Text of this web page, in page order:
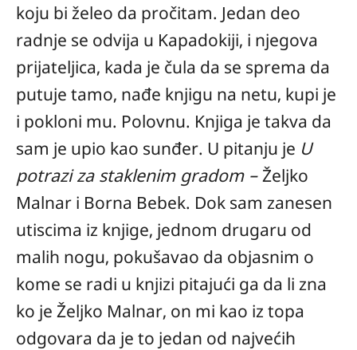
koju bi želeo da pročitam. Jedan deo
radnje se odvija u Kapadokiji, i njegova
prijateljica, kada je čula da se sprema da
putuje tamo, nađe knjigu na netu, kupi je
i pokloni mu. Polovnu. Knjiga je takva da
sam je upio kao sunđer. U pitanju je U
potrazi za staklenim gradom –Željko
Malnar i Borna Bebek. Dok sam zanesen
utiscima iz knjige, jednom drugaru od
malih nogu, pokušavao da objasnim o
kome se radi u knjizi pitajući ga da li zna
ko je Željko Malnar, on mi kao iz topa
odgovara da je to jedan od najvećih